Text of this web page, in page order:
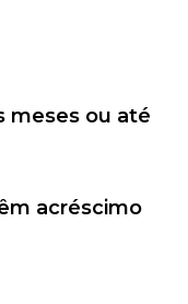
meses ou até
acréscimo